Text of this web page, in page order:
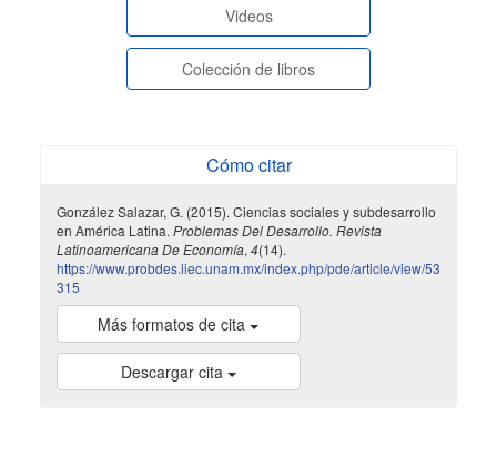
Videos
Colección de libros
Cómo citar
González Salazar, G. (2015). Ciencias sociales y subdesarrollo
en América Latina. Problemas Del Desarrollo. Revista
Latinoamericana De Economía, 4(14).
https://www.probdes.iiec.unam.mx/index.php/pde/article/view/53
315
Más formatos de cita
Descargar cita